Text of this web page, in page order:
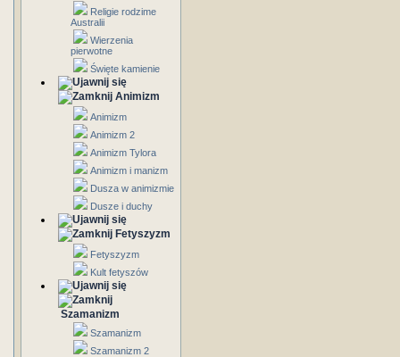
Religie rodzime
Australii
Wierzenia
pierwotne
Święte kamienie
Animizm
Animizm
Animizm 2
Animizm Tylora
Animizm i manizm
Dusza w animizmie
Dusze i duchy
Fetyszyzm
Fetyszyzm
Kult fetyszów
Szamanizm
Szamanizm
Szamanizm 2